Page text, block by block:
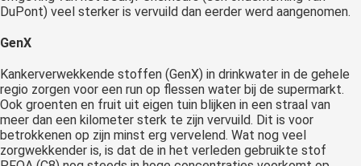
DuPont) veel sterker is vervuild dan eerder werd aangenomen.
GenX
Kankerverwekkende stoffen (GenX) in drinkwater in de gehele
regio zorgen voor een run op flessen water bij de supermarkt.
Ook groenten en fruit uit eigen tuin blijken in een straal van
meer dan een kilometer sterk te zijn vervuild. Dit is voor
betrokkenen op zijn minst erg vervelend. Wat nog veel
zorgwekkender is, is dat de in het verleden gebruikte stof